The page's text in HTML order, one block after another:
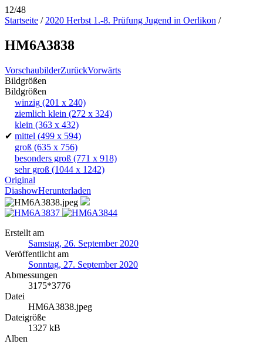
12/48
Startseite / 2020 Herbst 1.-8. Prüfung Jugend in Oerlikon /
HM6A3838
VorschaubilderZurückVorwärts
Bildgrößen
Bildgrößen
winzig (201 x 240)
ziemlich klein (272 x 324)
klein (363 x 432)
✔ mittel (499 x 594)
groß (635 x 756)
besonders groß (771 x 918)
sehr groß (1044 x 1242)
Original
DiashowHerunterladen
Erstellt am
Samstag, 26. September 2020
Veröffentlicht am
Sonntag, 27. September 2020
Abmessungen
3175*3776
Datei
HM6A3838.jpeg
Dateigröße
1327 kB
Alben